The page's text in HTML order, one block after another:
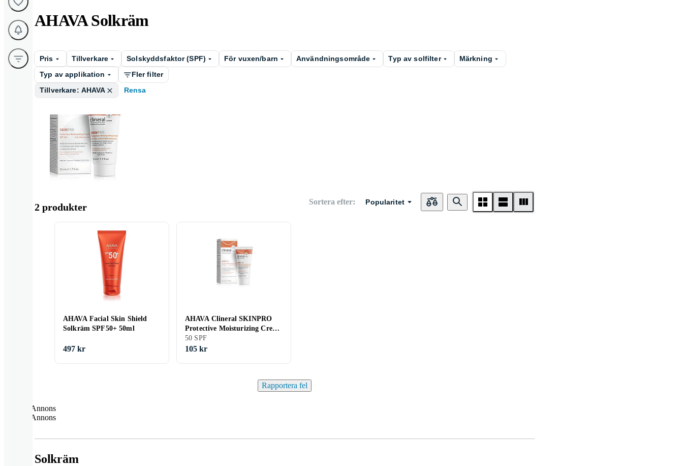
AHAVA Solkräm
Pris Tillverkare Solskyddsfaktor (SPF) För vuxen/barn Användningsområde Typ av solfilter
Märkning
Typ av applikation
Fler filter
Tillverkare: AHAVA
Rensa
Solskydd
2 produkter Sortera efter: Popularitet
AHAVA Facial Skin Shield
Solkräm SPF50+ 50ml
497 kr
AHAVA Clineral SKINPRO
Protective Moisturizing Cream
SPF50 50ml
50 SPF
105 kr
Rapportera fel
Annons
Annons
Solkräm